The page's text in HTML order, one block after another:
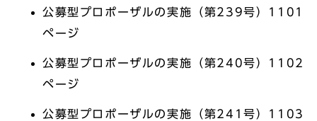
公募型プロポーザルの実施（第239号）1101
ページ
公募型プロポーザルの実施（第240号）1102
ページ
公募型プロポーザルの実施（第241号）1103